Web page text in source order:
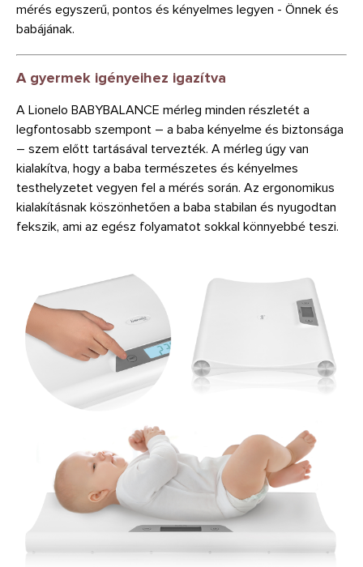
mérés egyszerű, pontos és kényelmes legyen - Önnek és
babájának.
A gyermek igényeihez igazítva
A Lionelo BABYBALANCE mérleg minden részletét a
legfontosabb szempont – a baba kényelme és biztonsága
– szem előtt tartásával tervezték. A mérleg úgy van
kialakítva, hogy a baba természetes és kényelmes
testhelyzetet vegyen fel a mérés során. Az ergonomikus
kialakításnak köszönhetően a baba stabilan és nyugodtan
fekszik, ami az egész folyamatot sokkal könnyebbé teszi.